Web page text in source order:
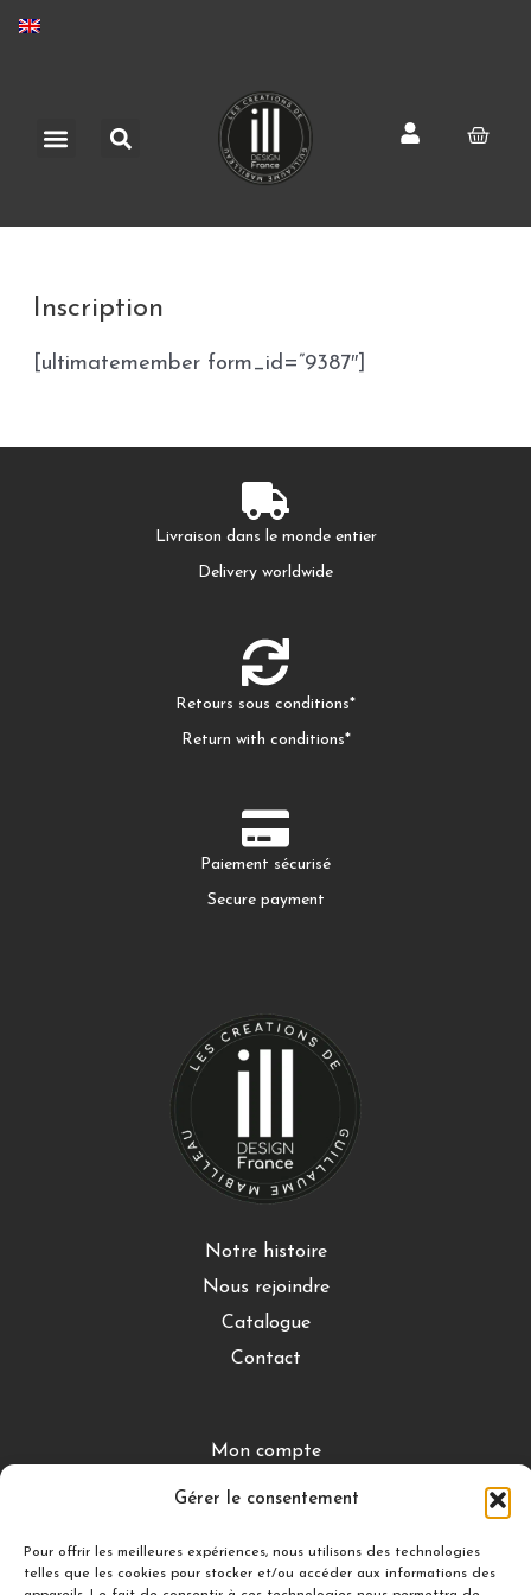
Gérer le consentement
Pour offrir les meilleures expériences, nous utilisons des technologies
telles que les cookies pour stocker et/ou accéder aux informations des
Skip
MenuSearch Cart
Inscription
[ultimatemember form_id=”9387″]
Livraison dans le monde entier
Delivery worldwide
Retours sous conditions*
Return with conditions*
Paiement sécurisé
Secure payment
Notre histoire
Nous rejoindre
Catalogue
Contact
Mon compte
Conditions de retour